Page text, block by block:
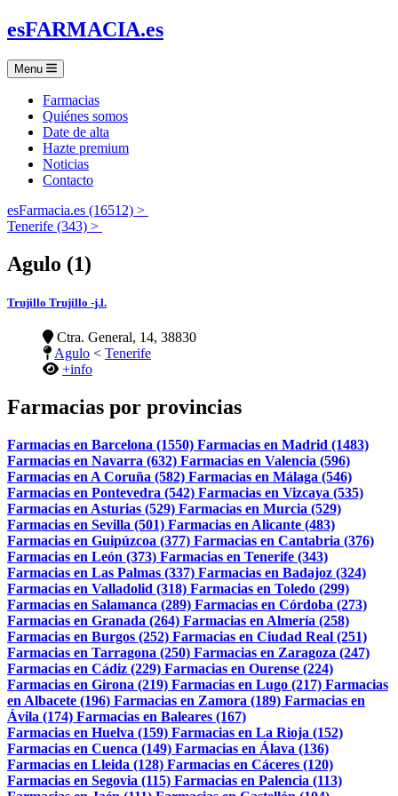
esFARMACIA.es
Menu
Farmacias
Quiénes somos
Date de alta
Hazte premium
Noticias
Contacto
esFarmacia.es (16512) >
Tenerife (343) >
Agulo (1)
Trujillo Trujillo -j.l.
Ctra. General, 14, 38830
Agulo < Tenerife
+info
Farmacias por provincias
Farmacias en Barcelona (1550) Farmacias en Madrid (1483)
Farmacias en Navarra (632) Farmacias en Valencia (596)
Farmacias en A Coruña (582) Farmacias en Málaga (546)
Farmacias en Pontevedra (542) Farmacias en Vizcaya (535)
Farmacias en Asturias (529) Farmacias en Murcia (529)
Farmacias en Sevilla (501) Farmacias en Alicante (483)
Farmacias en Guipúzcoa (377) Farmacias en Cantabria (376)
Farmacias en León (373) Farmacias en Tenerife (343)
Farmacias en Las Palmas (337) Farmacias en Badajoz (324)
Farmacias en Valladolid (318) Farmacias en Toledo (299)
Farmacias en Salamanca (289) Farmacias en Córdoba (273)
Farmacias en Granada (264) Farmacias en Almería (258)
Farmacias en Burgos (252) Farmacias en Ciudad Real (251)
Farmacias en Tarragona (250) Farmacias en Zaragoza (247)
Farmacias en Cádiz (229) Farmacias en Ourense (224)
Farmacias en Girona (219) Farmacias en Lugo (217) Farmacias
en Albacete (196) Farmacias en Zamora (189) Farmacias en
Ávila (174) Farmacias en Baleares (167)
Farmacias en Huelva (159) Farmacias en La Rioja (152)
Farmacias en Cuenca (149) Farmacias en Álava (136)
Farmacias en Lleida (128) Farmacias en Cáceres (120)
Farmacias en Segovia (115) Farmacias en Palencia (113)